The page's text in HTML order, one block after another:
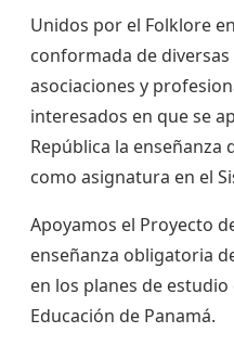
Unidos por el Folklore
conformada de
asociaciones y
interesados en que se
República la enseñanza
como asignatura en el
Apoyamos el Proyecto
enseñanza obligatoria
en los planes de
Educación de Panamá.